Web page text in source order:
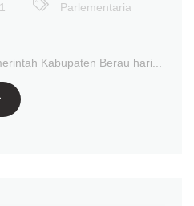
Parlementaria
Kabupaten Berau hari...